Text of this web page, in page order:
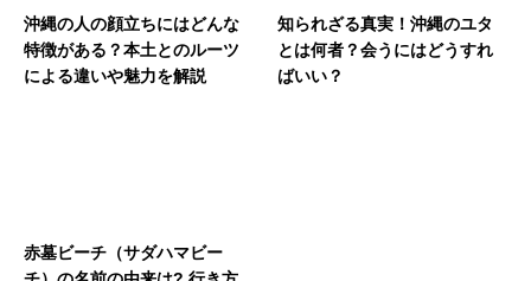
沖縄の人の顔立ちにはどんな
特徴がある？本土とのルーツ
による違いや魅力を解説
知られざる真実！沖縄のユタ
とは何者？会うにはどうすれ
ばいい？
赤墓ビーチ（サダハマビー